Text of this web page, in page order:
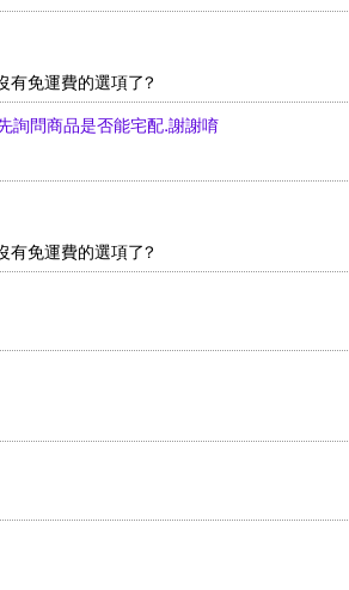
有免運費的選項了?
詢問商品是否能宅配.謝謝唷
有免運費的選項了?